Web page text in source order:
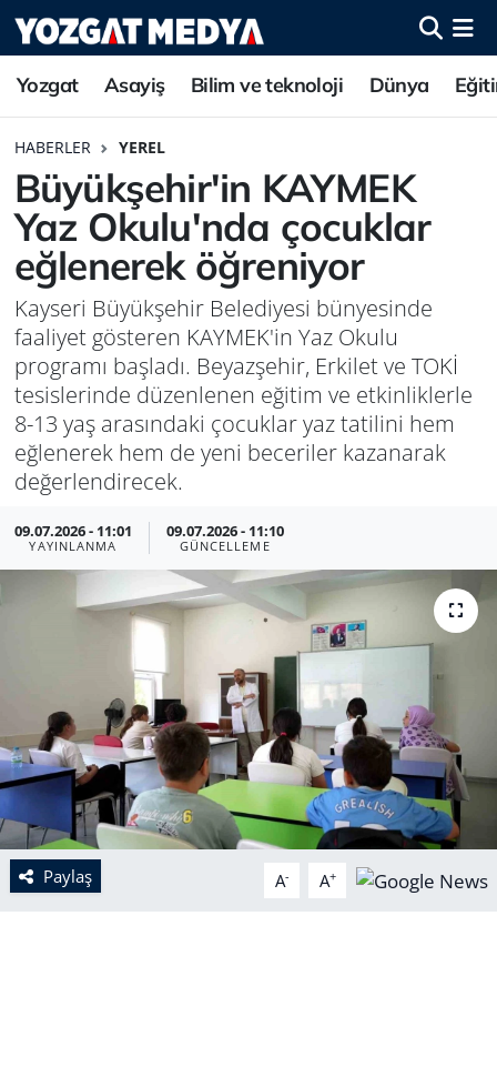
Yozgat Asayiş Bilim ve teknoloji Dünya
HABERLER YEREL
Büyükşehir'in KAYMEK
Yaz Okulu'nda çocuklar
eğlenerek öğreniyor
Kayseri Büyükşehir Belediyesi bünyesinde
faaliyet gösteren KAYMEK'in Yaz Okulu
programı başladı. Beyazşehir, Erkilet ve TOKİ
tesislerinde düzenlenen eğitim ve etkinliklerle
8-13 yaş arasındaki çocuklar yaz tatilini hem
eğlenerek hem de yeni beceriler kazanarak
değerlendirecek.
09.07.2026 - 11:01
YAYINLANMA
09.07.2026 - 11:10
GÜNCELLEME
Paylaş A- A+